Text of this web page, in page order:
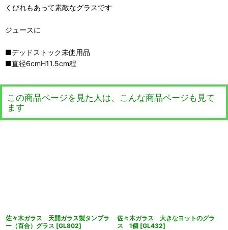
くびれもあって素敵なグラスです
ジュースに
■デッドストック未使用品
■直径6cmH11.5cm程
この商品ページを見た人は、こんな商品ページも見て
ます
佐々木ガラス 天開ガラス製タンブラ
ー（百合）グラス [GL802]
佐々木ガラス 大きなヨットのグラ
ス 1個 [GL432]